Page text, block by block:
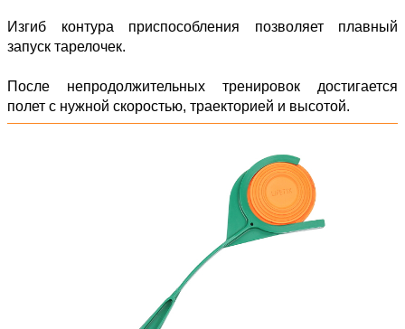
Изгиб контура приспособления позволяет плавный
запуск тарелочек.
После непродолжительных тренировок достигается
полет с нужной скоростью, траекторией и высотой.